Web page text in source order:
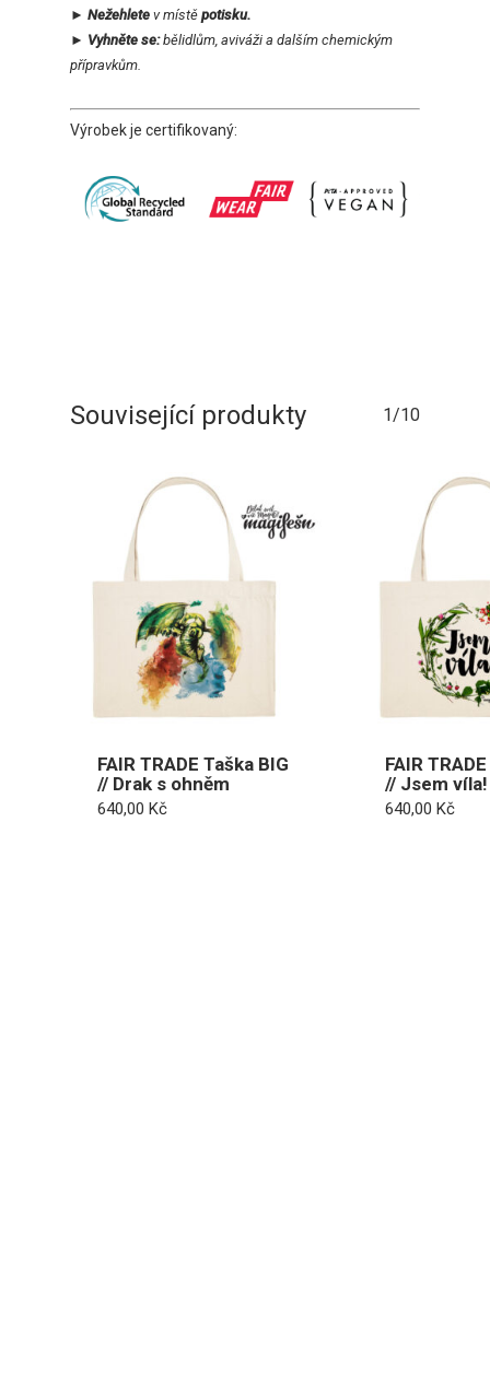
► Nežehlete v místě potisku.
► Vyhněte se:bělidlům, aviváži a dalším chemickým
přípravkům.
Výrobek je certifikovaný:
Související produkty 1/10
FAIR TRADE Taška BIG
// Drak s ohněm
640,00 Kč
FAIR
// Jsem
640,00 Kč